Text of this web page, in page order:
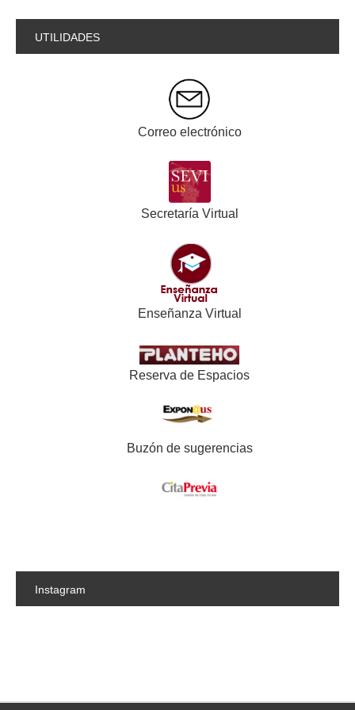
UTILIDADES
Correo electrónico
Secretaría Virtual
Enseñanza Virtual
Reserva de Espacios
Buzón de sugerencias
Instagram